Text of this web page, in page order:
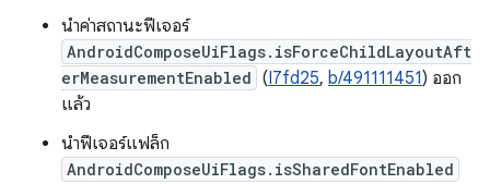
นำค่าสถานะฟีเจอร์
AndroidComposeUiFlags.isForceChildLayoutAft
erMeasurementEnabled (I7fd25, b/491111451) ออก
แล้ว
นำฟีเจอร์แฟล็ก
AndroidComposeUiFlags.isSharedFontEnabled